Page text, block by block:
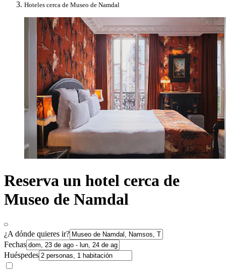
Hoteles cerca de Museo de Namdal
Reserva un hotel cerca de
Museo de Namdal
¿A dónde quieres ir?
Fechas
Huéspedes